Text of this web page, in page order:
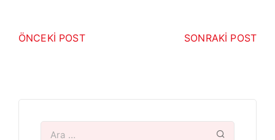
ÖNCEKİ POST SONRAKİ POST